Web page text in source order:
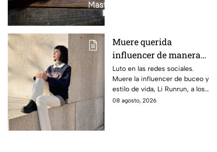
Muere querida
influencer de manera
repentina; su madre
compartió la noticia
con desgarrador
mensaje
Luto en las redes sociales.
Muere la influencer de buceo y
estilo de vida, Li Runrun, a los
36 años, de manera
08 agosto, 2026